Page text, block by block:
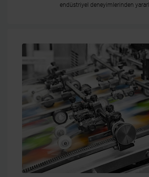
endüstriyel deneyimlerinden